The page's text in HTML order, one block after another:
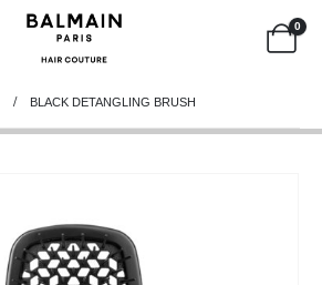
0
BLACK DETANGLING BRUSH